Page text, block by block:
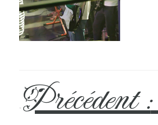
← Précédent :